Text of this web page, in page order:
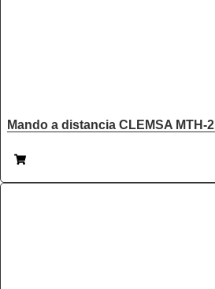
Mando a distancia CLEMSA MTH-2